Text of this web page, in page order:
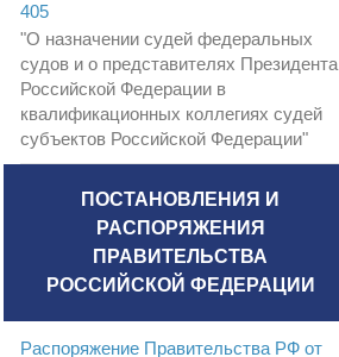
405
"О назначении судей федеральных
судов и о представителях Президента
Российской Федерации в
квалификационных коллегиях судей
субъектов Российской Федерации"
ПОСТАНОВЛЕНИЯ И
РАСПОРЯЖЕНИЯ
ПРАВИТЕЛЬСТВА
РОССИЙСКОЙ ФЕДЕРАЦИИ
Распоряжение Правительства РФ от